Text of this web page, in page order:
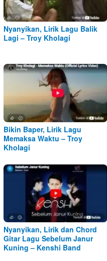
Nyanyikan, Lirik Lagu Balik
Lagi – Troy Kholagi
Bikin Baper, Lirik Lagu
Memaksa Waktu – Troy
Kholagi
Nyanyikan, Lirik dan Chord
Gitar Lagu Sebelum Janur
Kuning – Kenshi Band